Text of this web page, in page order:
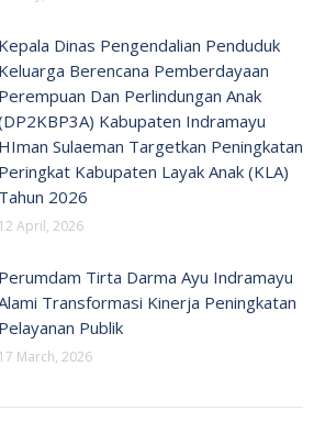
Kepala Dinas Pengendalian Penduduk
Keluarga Berencana Pemberdayaan
Perempuan Dan Perlindungan Anak
Kabupaten Indramayu
HIman Sulaeman Targetkan Peningkatan
Peringkat Kabupaten Layak Anak (KLA)
Tahun 2026
12 April, 2026
Perumdam Tirta Darma Ayu Indramayu
Transformasi Kinerja Peningkatan
Pelayanan Publik
17 March, 2026